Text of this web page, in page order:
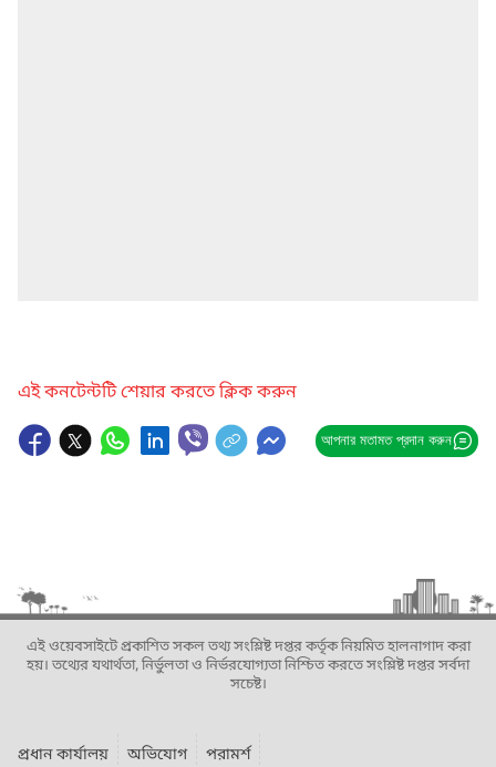
এই কনটেন্টটি শেয়ার করতে ক্লিক করুন
আপনার মতামত প্রদান করুন
এই ওয়েবসাইটে প্রকাশিত সকল তথ্য সংশ্লিষ্ট দপ্তর কর্তৃক নিয়মিত হালনাগাদ করা
হয়। তথ্যের যথার্থতা, নির্ভুলতা ও নির্ভরযোগ্যতা নিশ্চিত করতে সংশ্লিষ্ট দপ্তর সর্বদা
সচেষ্ট।
প্রধান কার্যালয় অভিযোগ পরামর্শ